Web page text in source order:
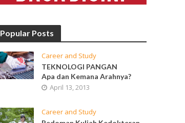
Popular Posts
Career and Study
TEKNOLOGI PANGAN
Apa dan Kemana Arahnya?
April 13, 2013
Career and Study